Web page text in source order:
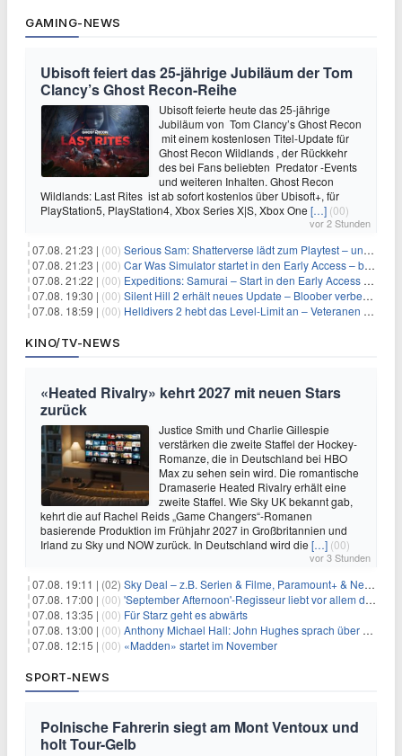
GAMING-NEWS
Ubisoft feiert das 25-jährige Jubiläum der Tom
Clancy’s Ghost Recon-Reihe
Ubisoft feierte heute das 25-jährige
Jubiläum von Tom Clancy’s Ghost Recon
mit einem kostenlosen Titel-Update für
Ghost Recon Wildlands , der Rückkehr
des bei Fans beliebten Predator -Events
und weiteren Inhalten. Ghost Recon
Wildlands: Last Rites ist ab sofort kostenlos über Ubisoft+, für
PlayStation5, PlayStation4, Xbox Series X|S, Xbox One […] (00)
vor 2 Stunden
07.08. 21:23 | (00) Serious Sam: Shatterverse lädt zum Playtest – und erscheint schon bald!
07.08. 21:23 | (00) Car Was Simulator startet in den Early Access – bald gehts los!
07.08. 21:22 | (00) Expeditions: Samurai – Start in den Early Access ab heute im feudalen Japan
07.08. 19:30 | (00) Silent Hill 2 erhält neues Update – Bloober verbessert Grafik und Performance
07.08. 18:59 | (00) Helldivers 2 hebt das Level-Limit an – Veteranen können endlich weiter aufsteigen
KINO/TV-NEWS
«Heated Rivalry» kehrt 2027 mit neuen Stars
zurück
Justice Smith und Charlie Gillespie
verstärken die zweite Staffel der Hockey-
Romanze, die in Deutschland bei HBO
Max zu sehen sein wird. Die romantische
Dramaserie Heated Rivalry erhält eine
zweite Staffel. Wie Sky UK bekannt gab,
kehrt die auf Rachel Reids „Game Changers“-Romanen
basierende Produktion im Frühjahr 2027 in Großbritannien und
Irland zu Sky und NOW zurück. In Deutschland wird die […] (00)
vor 3 Stunden
07.08. 19:11 | (02) Sky Deal – z.B. Serien & Filme, Paramount+ & Netflix für 19,99€/Monat
07.08. 17:00 | (00) 'September Afternoon'-Regisseur liebt vor allem die 'Banalität' in seinen Filmen
07.08. 13:35 | (00) Für Starz geht es abwärts
07.08. 13:00 | (00) Anthony Michael Hall: John Hughes sprach über eine Fortsetzung von 'The Breakfast Club'
07.08. 12:15 | (00) «Madden» startet im November
SPORT-NEWS
Polnische Fahrerin siegt am Mont Ventoux und
holt Tour-Gelb